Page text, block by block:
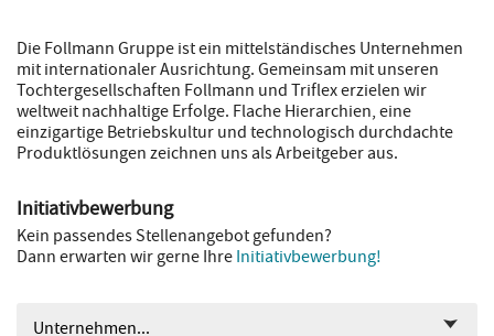
Die Follmann Gruppe ist ein mittelständisches Unternehmen
mit internationaler Ausrichtung. Gemeinsam mit unseren
Tochtergesellschaften Follmann und Triflex erzielen wir
weltweit nachhaltige Erfolge. Flache Hierarchien, eine
einzigartige Betriebskultur und technologisch durchdachte
Produktlösungen zeichnen uns als Arbeitgeber aus.
Unternehmen...
Initiativbewerbung
Kein passendes Stellenangebot gefunden?
Dann erwarten wir gerne Ihre Initiativbewerbung!